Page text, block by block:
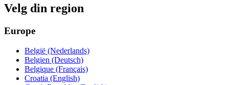
Velg din region
Europe
België (Nederlands)
Belgien (Deutsch)
Belgique (Français)
Croatia (English)